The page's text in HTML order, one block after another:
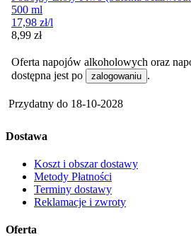
500 ml
17,98 zł/l
Cena
8,99 zł
Oferta napojów alkoholowych oraz
dostępna jest po
zalogowaniu .
Przydatny do 18-10-2028
Dostawa
Koszt i obszar dostawy
Metody Płatności
Terminy dostawy
Reklamacje i zwroty
Oferta